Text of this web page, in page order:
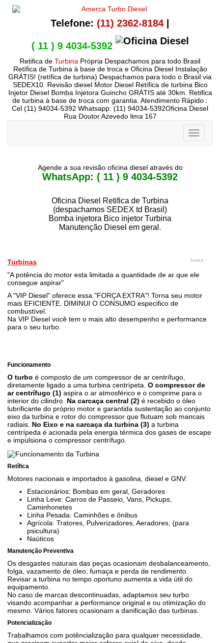
Telefone: (11) 2362-8184
( 11 ) 9 4034-5392
Retifica de Turbina Própria Despachamos para todo Brasil
Retífica de Turbina à base de troca e Oficina Diesel Instalação
GRÁTIS! (retífica de turbina) Despachamos para todo o Brasil via
SEDEX10. Revisão diesel Motor Diesel Retífica de turbina Bico
Injetor Diesel Bomba Injetora Guincho GRÁTIS até 30km. Retifica
de turbina à base de troca com garantia. Atendimento Rápido :
Cel (11) 94034-5392 Whatsapp: (11) 94034-5392Oficina Diesel
Rua Doutor Azevedo lima 167
Toggle
Agende a sua revisão oficina diesel através do
WhatsApp: ( 11 ) 9 4034-5392
Oficina Diesel Retifica de Turbina
(despachamos SEDEX td Brasil)
Bomba injetora Bico injetor Turbina
Manutenção Diesel em geral.
Turbinas home
"A potência do motor esta limitada a quantidade de ar que ele
consegue aspirar"
A "VIP Diesel" oferece essa "FORÇA EXTRA"! Torna seu motor
mais EFICIENTE. DIMINUI O CONSUMO especifico de
combustível.
Na VIP Diesel você tem o mais alto desempenho e performance
para o seu turbo.
Funcionamento
O turbo é composto de um compressor de ar centrífugo,
diretamente ligado a uma turbina centrípeta. O compressor de
ar centrífugo (1) aspira o ar atmosférico e o comprime para o
interior do cilindro. Na carcaça central (2) é recebido o óleo
lubrificante do próprio motor e garantida sustentação ao conjunto
eixo da turbina e rotor do compressor que flutuam sob mancais
radiais. No Eixo e na carcaça da turbina (3) a turbina
centrípeda é acionada pela energia térmica dos gases de escape
e impulsiona o compressor centrífugo.
Retífica
Motores nacionais e importados à gasolina, diesel e GNV:
Estacionários: Bombas em geral, Geradores
Linha Leve: Carros de Passeio, Vans, Pickups,
Caminhonetes
Linha Pesada: Caminhões e ônibus
Agrícola: Tratores, Pulverizadores, Aeradores, (para
psicultura)
Naúticos
Manutenção Preventiva
Os desgastes naturais das peças ocasionam desbalanceamento,
folga, vazamento de óleo, fumaça e perda de rendimento.
Revisar a turbina no tempo oportuno aumenta a vida útil do
equipamento.
No caso de marcas descontinuadas, adaptamos seu turbo
visando acompanhar a performance original e ou otimização do
mesmo. Vários fatores ocasionam a danificação das turbinas.
Potencialização
Trabalhamos com potêncialização para qualquer necessidade,